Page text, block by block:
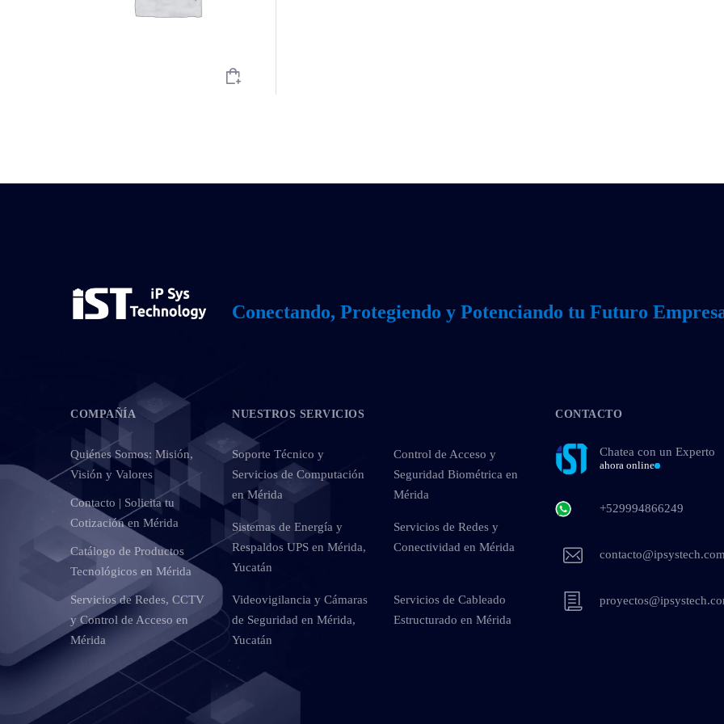
Conectando, Protegiendo y Potenciando tu Futuro
COMPAÑÍA
Quiénes Somos: Misión,
Visión y Valores
Contacto | Solicita tu
Cotización en Mérida
Catálogo de Productos
Tecnológicos en Mérida
Servicios de Redes, CCTV
y Control de Acceso en
Mérida
NUESTROS SERVICIOS
Soporte Técnico y
Servicios de Computación
en Mérida
Control de Acceso y
Seguridad Biométrica en
Mérida
Sistemas de Energía y
Respaldos UPS en Mérida,
Yucatán
Servicios de Redes y
Conectividad en Mérida
Videovigilancia y Cámaras
de Seguridad en Mérida,
Yucatán
Servicios de Cableado
Estructurado en Mérida
CONTACTO
Chatea con un Experto
ahora online
+529994866249